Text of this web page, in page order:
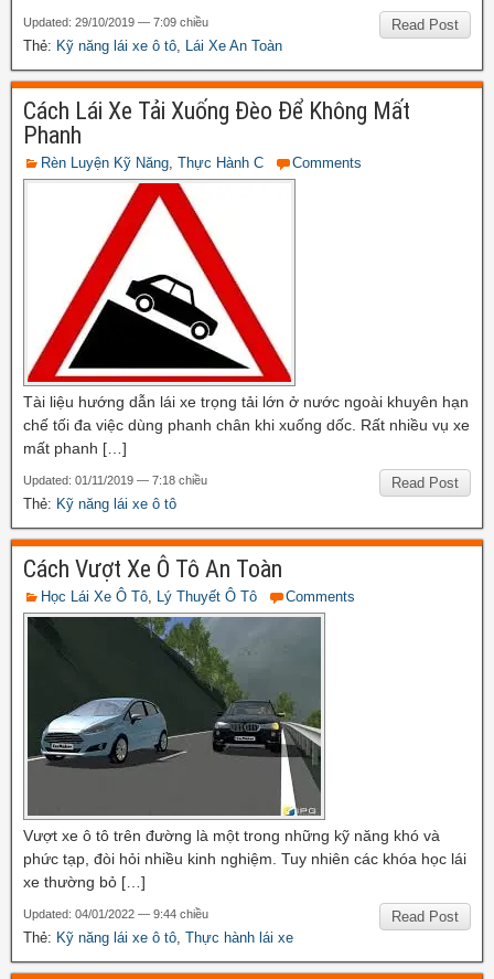
Read Post
Updated: 29/10/2019 — 7:09 chiều
Thẻ: Kỹ năng lái xe ô tô Lái Xe An Toàn
Cách Lái Xe Tải Xuống Đèo Để Không Mất
Phanh
Rèn Luyện Kỹ Năng Thực Hành C Comments
Tài liệu hướng dẫn lái xe trọng tải lớn ở nước ngoài khuyên hạn
chế tối đa việc dùng phanh chân khi xuống dốc. Rất nhiều vụ xe
mất phanh […]
Read Post
Updated: 01/11/2019 — 7:18 chiều
Thẻ: Kỹ năng lái xe ô tô
Cách Vượt Xe Ô Tô An Toàn
Học Lái Xe Ô Tô Lý Thuyết Ô Tô Comments
Vượt xe ô tô trên đường là một trong những kỹ năng khó và
phức tạp, đòi hỏi nhiều kinh nghiệm. Tuy nhiên các khóa học lái
xe thường bỏ […]
Read Post
Updated: 04/01/2022 — 9:44 chiều
Thẻ: Kỹ năng lái xe ô tô Thực hành lái xe